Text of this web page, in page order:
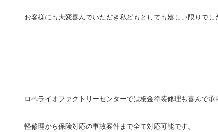
お客様にも大変喜んでいただき私どもとしても嬉しい限りでし
ロペライオファクトリーセンターでは板金塗装修理も喜んで
軽修理から保険対応の事故案件まで全て対応可能です。